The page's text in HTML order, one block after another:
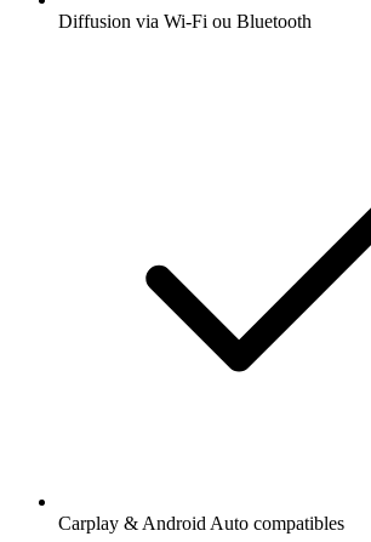
Diffusion via Wi-Fi ou Bluetooth
Carplay & Android Auto compatibles